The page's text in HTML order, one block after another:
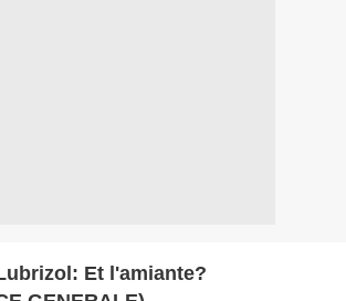
Et l'amiante?